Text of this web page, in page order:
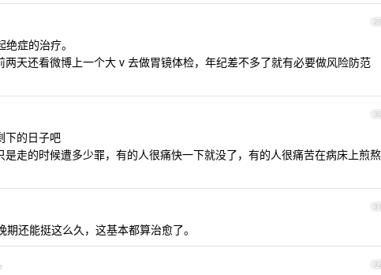
29
症的治疗。
天还看微博上一个大 v 去做胃镜体检，年纪差不多了就有必要做风险防范
30
下的日子吧
走的时候遭多少罪，有的人很痛快一下就没了，有的人很痛苦在病床上煎熬
31
还能挺这么久，这基本都算治愈了。
32